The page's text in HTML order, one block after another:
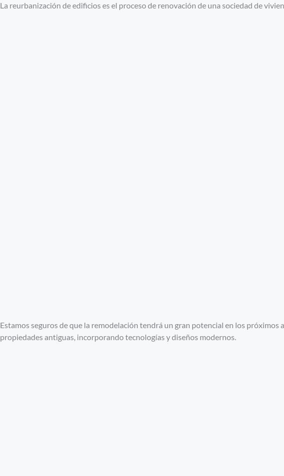
La reurbanización de edificios es el proceso de renovación de una sociedad de
Estamos seguros de que la remodelación tendrá un gran potencial en los
propiedades antiguas, incorporando tecnologías y diseños modernos.